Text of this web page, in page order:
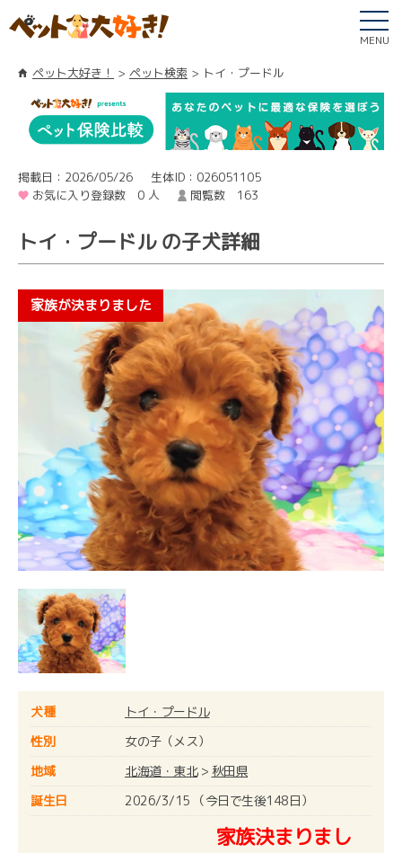
MENU
ペット大好き！ ペット検索 トイ・プードル
掲載日：2026/05/26
生体ID：026051105
お気に入り登録数 0 人
閲覧数 163
トイ・プードル の子犬詳細
犬種
トイ・プードル
性別
女の子（メス）
地域
北海道・東北> 秋田県
誕生日
2026/3/15 （今日で生後148日）
家族決まりまし